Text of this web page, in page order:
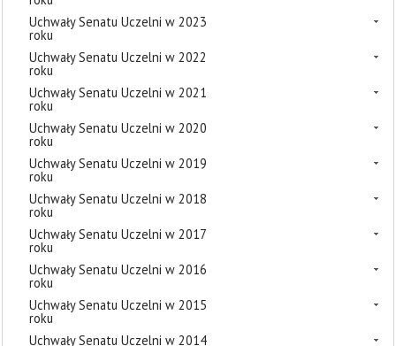
Uchwały Senatu Uczelni w 2023
roku
Uchwały Senatu Uczelni w 2022
roku
Uchwały Senatu Uczelni w 2021
roku
Uchwały Senatu Uczelni w 2020
roku
Uchwały Senatu Uczelni w 2019
roku
Uchwały Senatu Uczelni w 2018
roku
Uchwały Senatu Uczelni w 2017
roku
Uchwały Senatu Uczelni w 2016
roku
Uchwały Senatu Uczelni w 2015
roku
Uchwały Senatu Uczelni w 2014